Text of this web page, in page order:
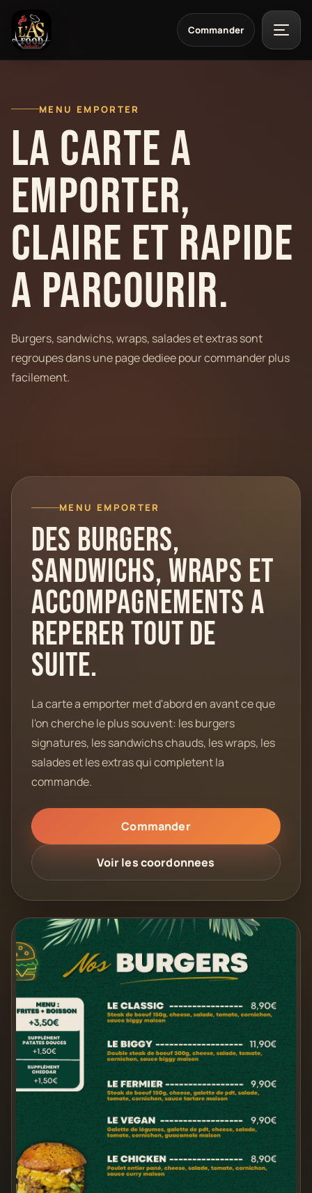
Menu
Commander
MENU EMPORTER
La carte a
emporter,
claire et rapide
a parcourir.
Burgers, sandwichs, wraps, salades et extras sont
regroupes dans une page dediee pour commander plus
facilement.
MENU EMPORTER
Des burgers,
sandwichs, wraps et
accompagnements a
reperer tout de
suite.
La carte a emporter met d'abord en avant ce que
l'on cherche le plus souvent: les burgers
signatures, les sandwichs chauds, les wraps, les
salades et les extras qui completent la
commande.
Commander
Voir les coordonnees